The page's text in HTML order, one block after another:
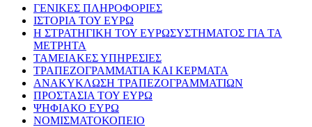
ΓΕΝΙΚΕΣ ΠΛΗΡΟΦΟΡΙΕΣ
ΙΣΤΟΡΙΑ ΤΟΥ ΕΥΡΩ
Η ΣΤΡΑΤΗΓΙΚΗ ΤΟΥ ΕΥΡΩΣΥΣΤΗΜΑΤΟΣ ΓΙΑ ΤΑ
ΜΕΤΡΗΤΑ
ΤΑΜΕΙΑΚΕΣ ΥΠΗΡΕΣΙΕΣ
ΤΡΑΠΕΖΟΓΡΑΜΜΑΤΙΑ ΚΑΙ ΚΕΡΜΑΤΑ
ΑΝΑΚΥΚΛΩΣΗ ΤΡΑΠΕΖΟΓΡΑΜΜΑΤΙΩΝ
ΠΡΟΣΤΑΣΙΑ ΤΟΥ ΕΥΡΩ
ΨΗΦΙΑΚΟ ΕΥΡΩ
ΝΟΜΙΣΜΑΤΟΚΟΠΕΙΟ